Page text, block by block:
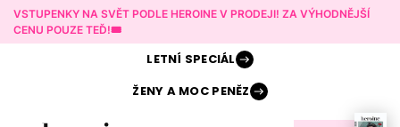
VSTUPENKY NA SVĚT PODLE HEROINE V PRODEJI! ZA VÝHODNĚJŠÍ
CENU POUZE TEĎ!🎟️
LETNÍ SPECIÁL
ŽENY AMOC PENĚZ